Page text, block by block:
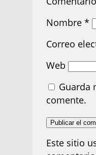
Nombre*
Correo
Web
Guarda
comente.
Este sitio